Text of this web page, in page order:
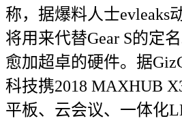
称，据爆料人士evleaks
将用来代替Gear S的定
愈加超卓的硬件。据
科技携2018 MAXHUB
平板、云会议、一体化